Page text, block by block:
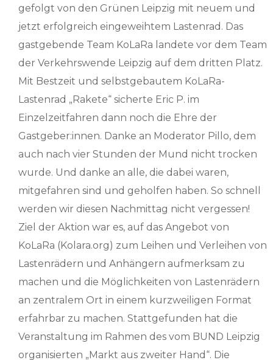
gefolgt von den Grünen Leipzig mit neuem und
jetzt erfolgreich eingeweihtem Lastenrad. Das
gastgebende Team KoLaRa landete vor dem Team
der Verkehrswende Leipzig auf dem dritten Platz.
Mit Bestzeit und selbstgebautem KoLaRa-
Lastenrad „Rakete“ sicherte Eric P. im
Einzelzeitfahren dann noch die Ehre der
Gastgeber:innen. Danke an Moderator Pillo, dem
auch nach vier Stunden der Mund nicht trocken
wurde. Und danke an alle, die dabei waren,
mitgefahren sind und geholfen haben. So schnell
werden wir diesen Nachmittag nicht vergessen!
Ziel der Aktion war es, auf das Angebot von
KoLaRa (Kolara.org) zum Leihen und Verleihen von
Lastenrädern und Anhängern aufmerksam zu
machen und die Möglichkeiten von Lastenrädern
an zentralem Ort in einem kurzweiligen Format
erfahrbar zu machen. Stattgefunden hat die
Veranstaltung im Rahmen des vom BUND Leipzig
organisierten „Markt aus zweiter Hand“. Die